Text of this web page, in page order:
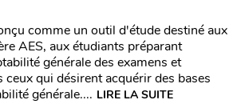
comme un outil d'étude destiné aux
AES, aux étudiants préparant
générale des examens et
ceux qui désirent acquérir des bases
générale.... LIRE LA SUITE